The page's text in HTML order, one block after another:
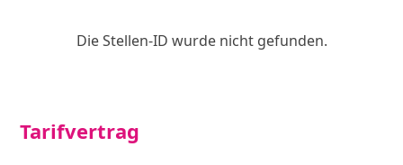
Die Stellen-ID wurde nicht gefunden.
Tarifvertrag